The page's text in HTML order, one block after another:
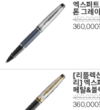
엑스퍼
톤 그레
450,000
360,000
[리플렉
리] 엑스
메탈&블
450,000
360,000